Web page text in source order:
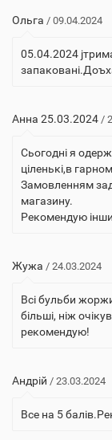
Ольга / 09.04.2024
05.04.2024
Анна 25.03.2024 /
Сьогодні я
ціленькі,в
Замовленням
магазину.
Рекомендую
Жужа / 24.03.2024
Всі бульби
більші, ніж
рекомендую!
Андрій / 23.03.2024
Все на 5